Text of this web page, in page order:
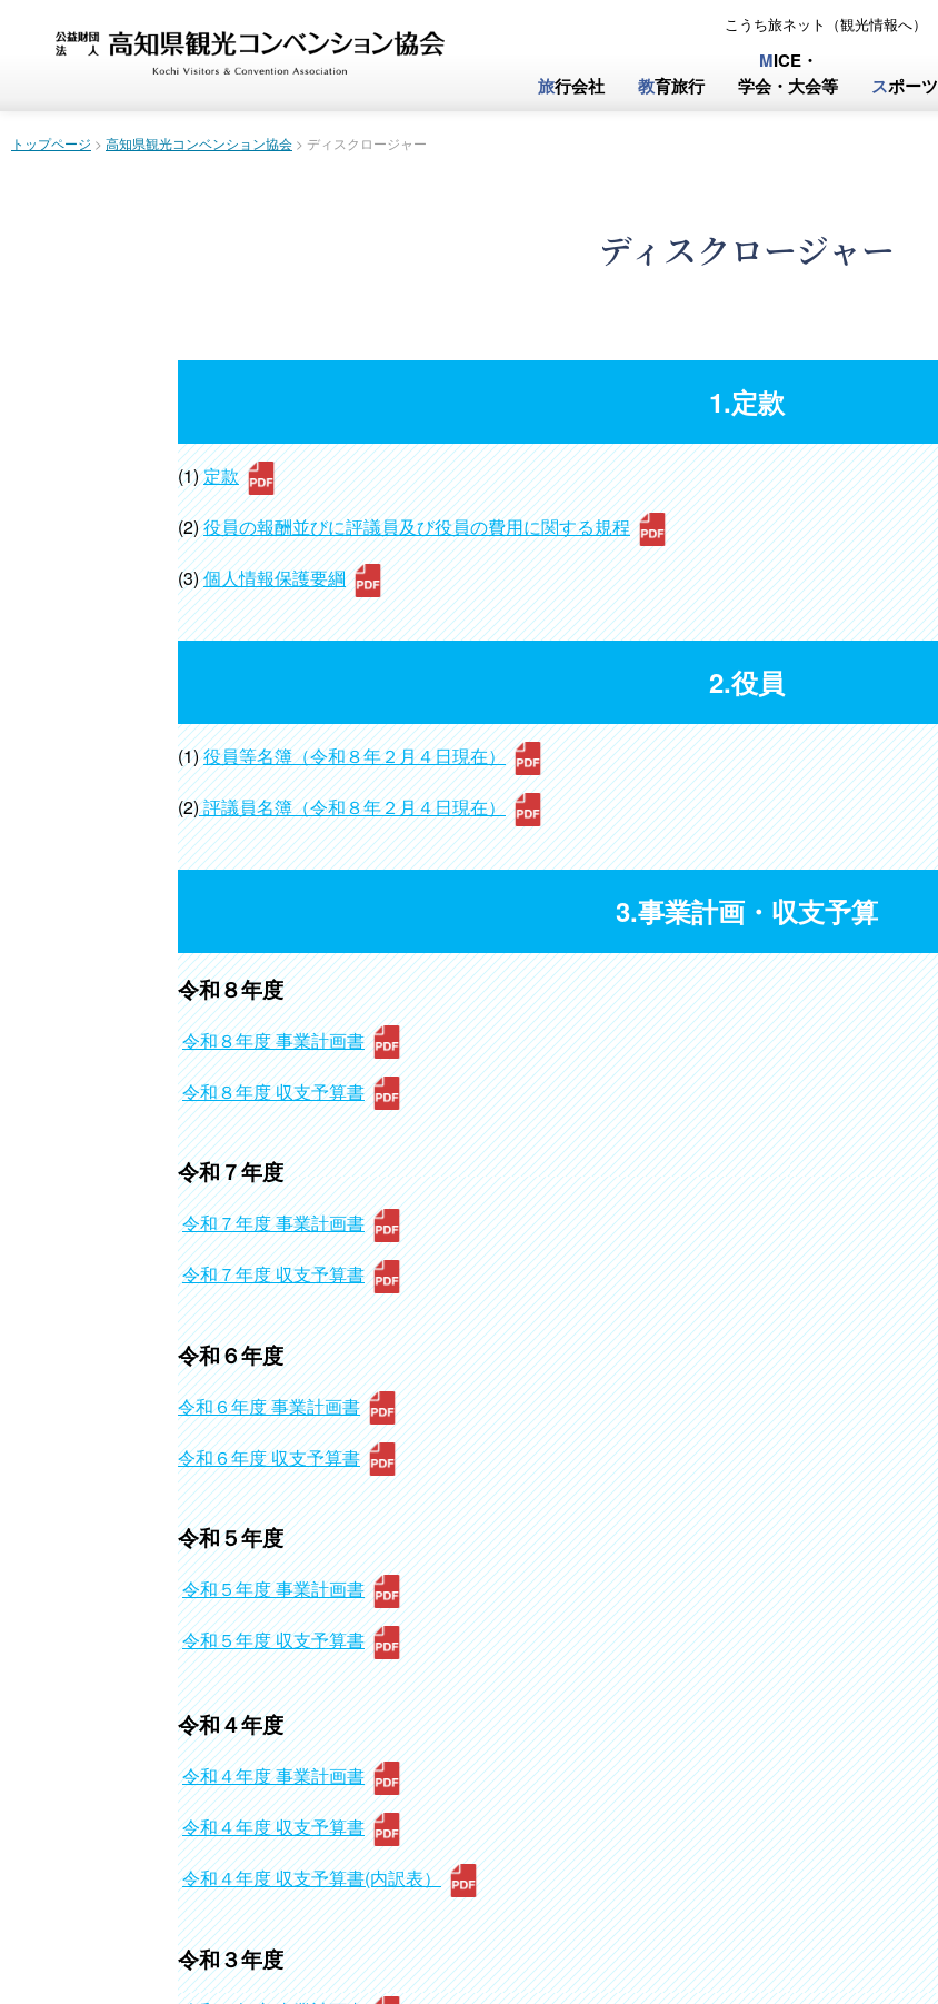
旅行会社 教育旅行
MICE・
学会・大会等
スポーツ
こうち旅ネット（観光情報へ）
トップページ > 高知県観光コンベンション協会 > ディスクロージャー
ディスクロージャー
1.定款
(1)定款
(2)役員の報酬並びに評議員及び役員の費用に関する規程
(3)個人情報保護要綱
2.役員
(1)役員等名簿（令和８年２月４日現在）
(2)評議員名簿（令和８年２月４日現在）
3.事業計画・収支予算
令和８年度
令和８年度 事業計画書
令和８年度 収支予算書
令和７年度
令和７年度 事業計画書
令和７年度 収支予算書
令和６年度
令和６年度 事業計画書
令和６年度 収支予算書
令和５年度
令和５年度 事業計画書
令和５年度 収支予算書
令和４年度
令和４年度 事業計画書
令和４年度 収支予算書
令和４年度 収支予算書(内訳表）
令和３年度